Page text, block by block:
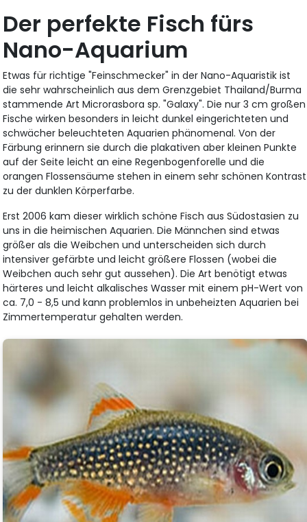
Der perfekte Fisch fürs
Nano-Aquarium
Etwas für richtige "Feinschmecker" in der Nano-Aquaristik ist
die sehr wahrscheinlich aus dem Grenzgebiet Thailand/Burma
stammende Art Microrasbora sp. "Galaxy". Die nur 3 cm großen
Fische wirken besonders in leicht dunkel eingerichteten und
schwächer beleuchteten Aquarien phänomenal. Von der
Färbung erinnern sie durch die plakativen aber kleinen Punkte
auf der Seite leicht an eine Regenbogenforelle und die
orangen Flossensäume stehen in einem sehr schönen Kontrast
zu der dunklen Körperfarbe.
Erst 2006 kam dieser wirklich schöne Fisch aus Südostasien zu
uns in die heimischen Aquarien. Die Männchen sind etwas
größer als die Weibchen und unterscheiden sich durch
intensiver gefärbte und leicht größere Flossen (wobei die
Weibchen auch sehr gut aussehen). Die Art benötigt etwas
härteres und leicht alkalisches Wasser mit einem pH-Wert von
ca. 7,0 - 8,5 und kann problemlos in unbeheizten Aquarien bei
Zimmertemperatur gehalten werden.